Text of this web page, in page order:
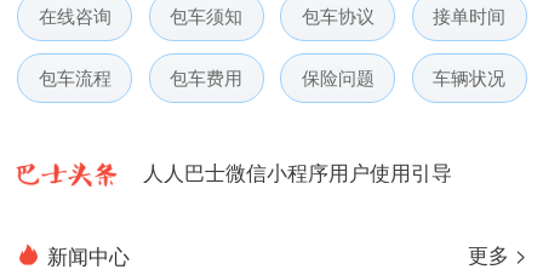
在线咨询 包车须知 包车协议 接单时间
包车流程 包车费用 保险问题 车辆状况
人人巴士春节放假通知-杭州包车网
人人巴士电话包车5月数据榜
人人巴士微信小程序用户使用引导
新闻中心 更多 >